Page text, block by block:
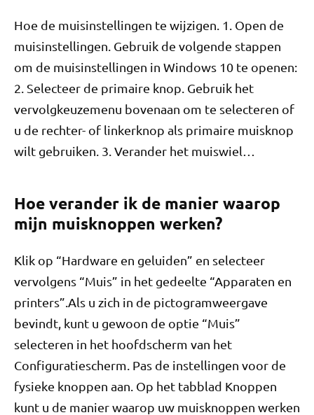
Hoe de muisinstellingen te wijzigen. 1. Open de
muisinstellingen. Gebruik de volgende stappen
om de muisinstellingen in Windows 10 te openen:
2. Selecteer de primaire knop. Gebruik het
vervolgkeuzemenu bovenaan om te selecteren of
u de rechter- of linkerknop als primaire muisknop
wilt gebruiken. 3. Verander het muiswiel…
Hoe verander ik de manier waarop
mijn muisknoppen werken?
Klik op “Hardware en geluiden” en selecteer
vervolgens “Muis” in het gedeelte “Apparaten en
printers”.Als u zich in de pictogramweergave
bevindt, kunt u gewoon de optie “Muis”
selecteren in het hoofdscherm van het
Configuratiescherm. Pas de instellingen voor de
fysieke knoppen aan. Op het tabblad Knoppen
kunt u de manier waarop uw muisknoppen werken